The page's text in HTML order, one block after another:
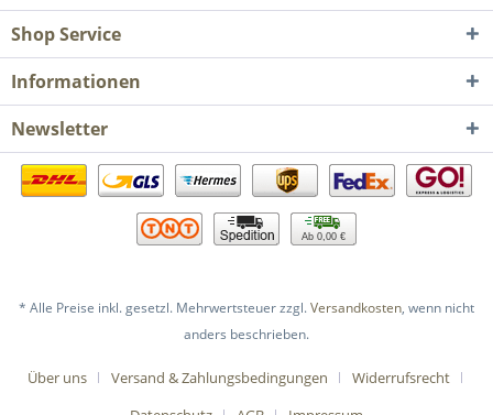
Shop Service
Informationen
Newsletter
Ab 0,00 €
* Alle Preise inkl. gesetzl. Mehrwertsteuer zzgl.Versandkosten, wenn nicht
anders beschrieben.
Über uns Versand & Zahlungsbedingungen
Widerrufsrecht